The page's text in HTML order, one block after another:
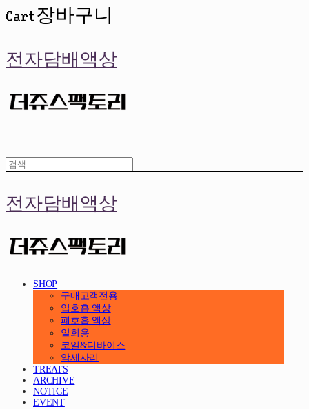
Cart장바구니
전자담배액상
전자담배액상
SHOP
구매고객전용
입호흡 액상
폐호흡 액상
일회용
코일&디바이스
악세사리
TREATS
ARCHIVE
NOTICE
EVENT